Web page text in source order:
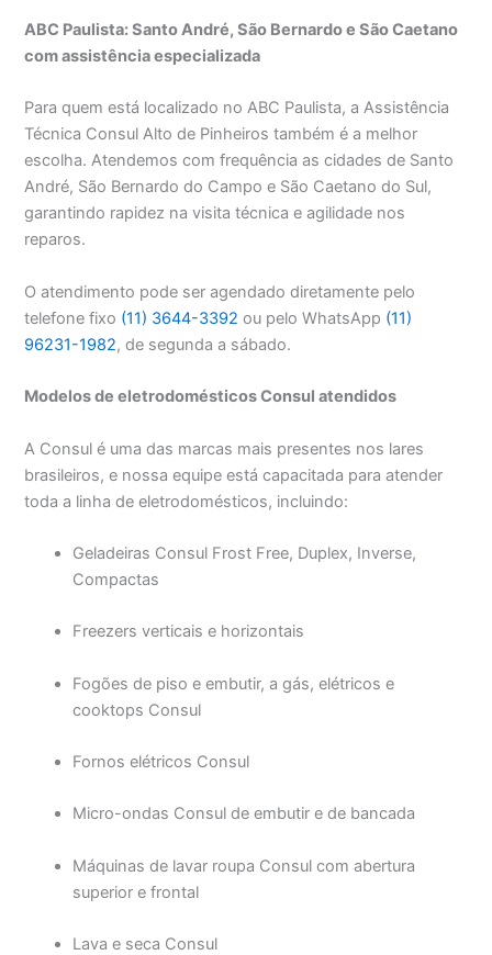
ABC Paulista: Santo André, São Bernardo e São Caetano
com assistência especializada
Para quem está localizado no ABC Paulista, a Assistência
Técnica Consul Alto de Pinheiros também é a melhor
escolha. Atendemos com frequência as cidades de Santo
André, São Bernardo do Campo e São Caetano do Sul,
garantindo rapidez na visita técnica e agilidade nos
reparos.
O atendimento pode ser agendado diretamente pelo
telefone fixo (11) 3644-3392 ou pelo WhatsApp (11)
96231-1982, de segunda a sábado.
Modelos de eletrodomésticos Consul atendidos
A Consul é uma das marcas mais presentes nos lares
brasileiros, e nossa equipe está capacitada para atender
toda a linha de eletrodomésticos, incluindo:
Geladeiras Consul Frost Free, Duplex, Inverse,
Compactas
Freezers verticais e horizontais
Fogões de piso e embutir, a gás, elétricos e
cooktops Consul
Fornos elétricos Consul
Micro-ondas Consul de embutir e de bancada
Máquinas de lavar roupa Consul com abertura
superior e frontal
Lava e seca Consul